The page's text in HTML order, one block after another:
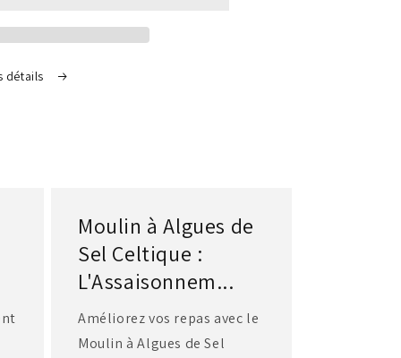
détails
Moulin à Algues de
Sel Celtique :
L'Assaisonnem...
Améliorez vos repas avec le
Moulin à Algues de Sel